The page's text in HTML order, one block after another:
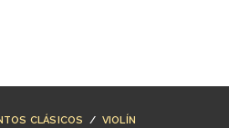
CLÁSICOS / VIOLÍN